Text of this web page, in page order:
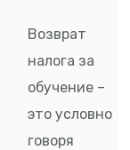
Возврат
налога за
обучение –
это условно
говоря